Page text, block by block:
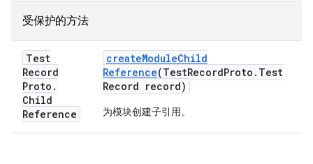
受保护的方法
Test
Record
Proto .
Child
Reference
createModuleChild
Reference(TestRecordProto . Test
Record record)
为模块创建子引用。